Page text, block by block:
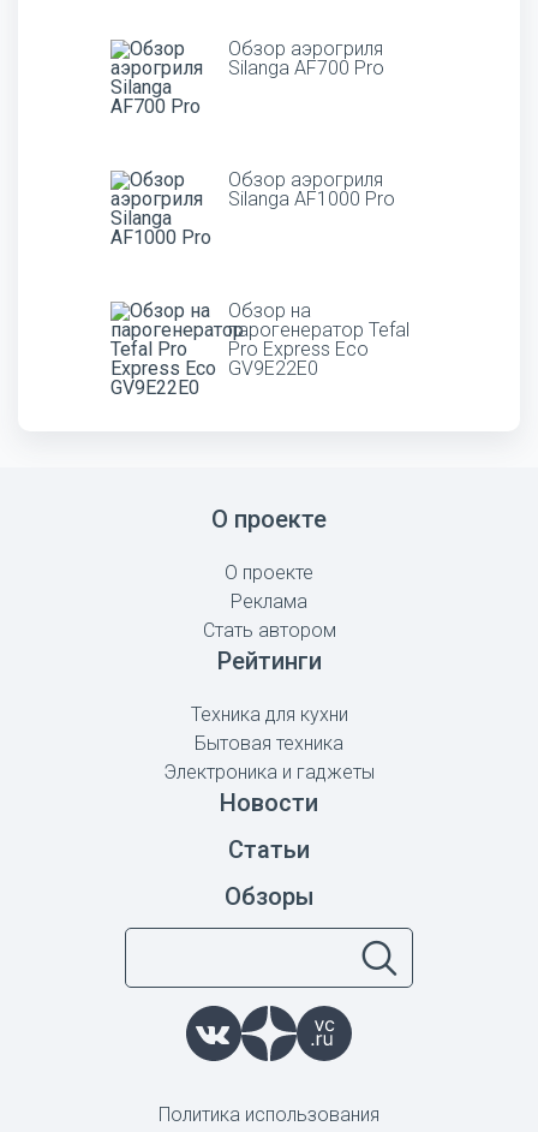
Обзор аэрогриля
Silanga AF700 Pro
Обзор аэрогриля
Silanga AF1000 Pro
Обзор на
парогенератор Tefal
Pro Express Eco
GV9E22E0
О проекте
О проекте
Реклама
Стать автором
Рейтинги
Техника для кухни
Бытовая техника
Электроника и гаджеты
Новости
Статьи
Обзоры
Политика использования